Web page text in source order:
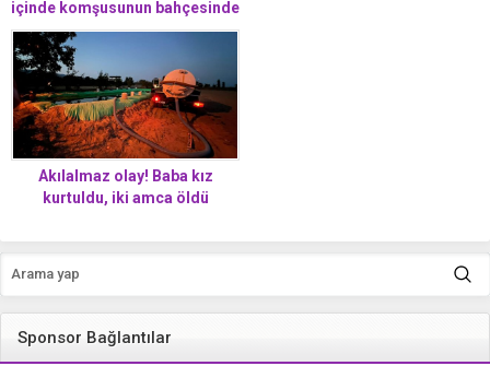
içinde komşusunun bahçesinde
bulundu
Akılalmaz olay! Baba kız
kurtuldu, iki amca öldü
Sponsor Bağlantılar